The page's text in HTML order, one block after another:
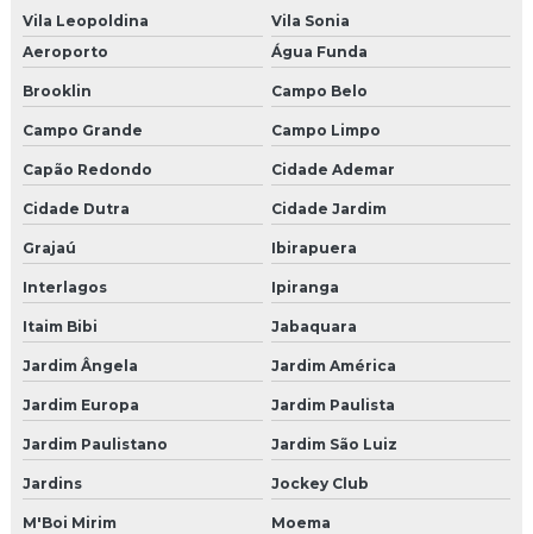
Microesfera de vidro venda
Peças e acessórios para jateamento
Venda de granalha de aço
Venda de granalha de aço para jateamento
Vila Leopoldina
Vila Sonia
Aeroporto
Água Funda
Brooklin Campo Belo
Campo Grande Campo Limpo
Capão Redondo Cidade Ademar
Cidade Dutra Cidade Jardim
Grajaú Ibirapuera
Interlagos Ipiranga
Itaim Bibi Jabaquara
Jardim Ângela Jardim América
Jardim Europa Jardim Paulista
Jardim Paulistano Jardim São Luiz
Jardins Jockey Club
M'Boi Mirim Moema